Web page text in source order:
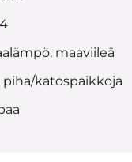
maaviileä
piha/katospaikkoja